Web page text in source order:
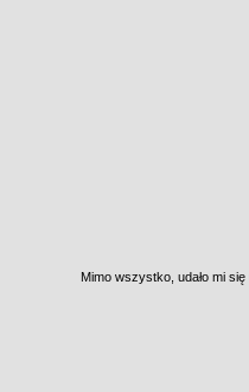
Mimo wszystko, udało mi